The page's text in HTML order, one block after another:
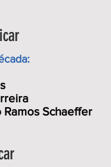
Schaeffer